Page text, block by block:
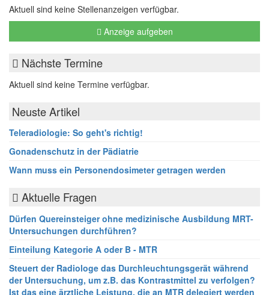
Aktuell sind keine Stellenanzeigen verfügbar.
Anzeige aufgeben
Nächste Termine
Aktuell sind keine Termine verfügbar.
Neuste Artikel
Teleradiologie: So geht's richtig!
Gonadenschutz in der Pädiatrie
Wann muss ein Personendosimeter getragen werden
Aktuelle Fragen
Dürfen Quereinsteiger ohne medizinische Ausbildung MRT-
Untersuchungen durchführen?
Einteilung Kategorie A oder B - MTR
Steuert der Radiologe das Durchleuchtungsgerät während
der Untersuchung, um z.B. das Kontrastmittel zu verfolgen?
Ist das eine ärztliche Leistung, die an MTR delegiert werden